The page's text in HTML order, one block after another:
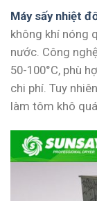
Máy sấy nhiệt
không khí nóng
nước. Công
50-100°C, phù
chi phí. Tuy
làm tôm khô